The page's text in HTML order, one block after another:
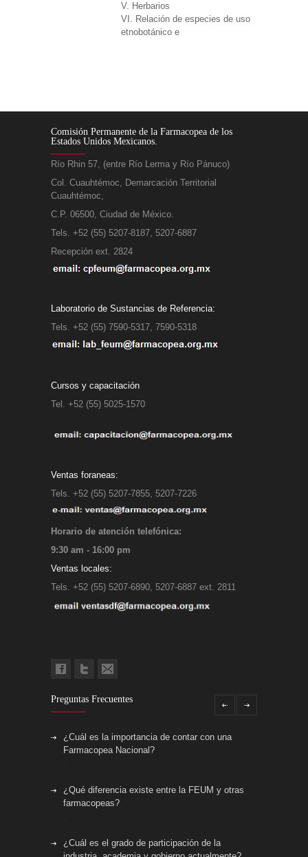
V. Herbarios
VI. Relación de especies de uso
etnobotánico e
Comisión Permanente de la Farmacopea de los
Estados Unidos Mexicanos.
Río Rhin 57, (entre Río Lerma y Río Pánuco)
Col. Cuauhtémoc, Demarcación Territorial
Cuauhtémoc,
C.P. 06500, Ciudad de México.
Tels. +52 (55) 5207-8187, 5207-6887
Recepción ext. 2824
Laboratorio de Sustancias de Referencia:
Tels. +52 (55) 7590-5317, 7590-5318
Cursos y capacitación
Tel. +52 (55) 5025-1570
Ventas foraneas:
Tels. +52 (55) 5207-7855, 5207-7226
Horario de atención telefónica:
9:30 am - 16:00 pm
Ventas locales:
Tels. +52 (55) 5207-6890, 5207-6887 ext. 2811
Preguntas Frecuentes
¿Cuál es la importancia de contar con una
Farmacopea Nacional?
¿Qué diferencia existe entre la FEUM y otras
farmacopeas?
¿Cuál es el grado de participación de la